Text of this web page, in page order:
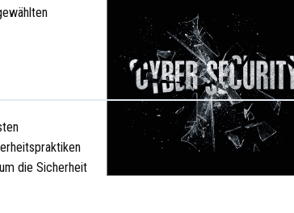
die Sicherheit